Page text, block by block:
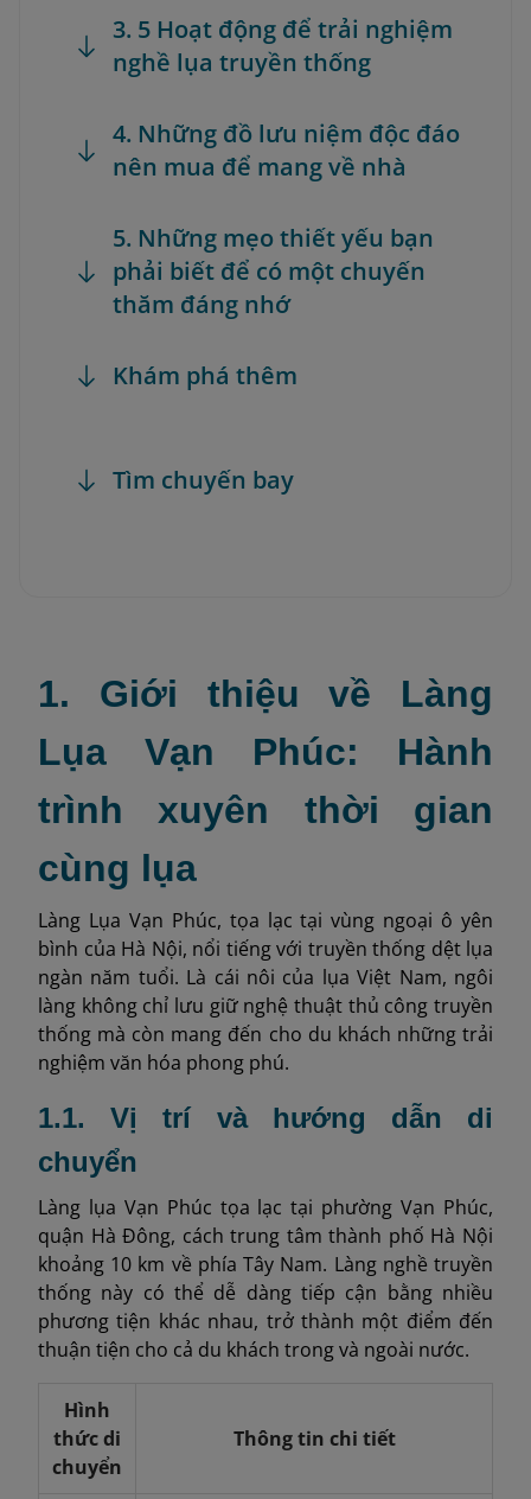
3. 5 Hoạt động để trải nghiệm
nghề lụa truyền thống
4. Những đồ lưu niệm độc đáo
nên mua để mang về nhà
5. Những mẹo thiết yếu bạn
phải biết để có một chuyến
thăm đáng nhớ
Khám phá thêm
Tìm chuyến bay
1. Giới thiệu về Làng
Lụa Vạn Phúc: Hành
trình xuyên thời gian
cùng lụa
Làng Lụa Vạn Phúc, tọa lạc tại vùng ngoại ô yên
bình của Hà Nội, nổi tiếng với truyền thống dệt lụa
ngàn năm tuổi. Là cái nôi của lụa Việt Nam, ngôi
làng không chỉ lưu giữ nghệ thuật thủ công truyền
thống mà còn mang đến cho du khách những trải
nghiệm văn hóa phong phú.
1.1. Vị trí và hướng dẫn di
chuyển
Làng lụa Vạn Phúc tọa lạc tại phường Vạn Phúc,
quận Hà Đông, cách trung tâm thành phố Hà Nội
khoảng 10 km về phía Tây Nam. Làng nghề truyền
thống này có thể dễ dàng tiếp cận bằng nhiều
phương tiện khác nhau, trở thành một điểm đến
thuận tiện cho cả du khách trong và ngoài nước.
Hình
thức di
chuyển
Thông tin chi tiết